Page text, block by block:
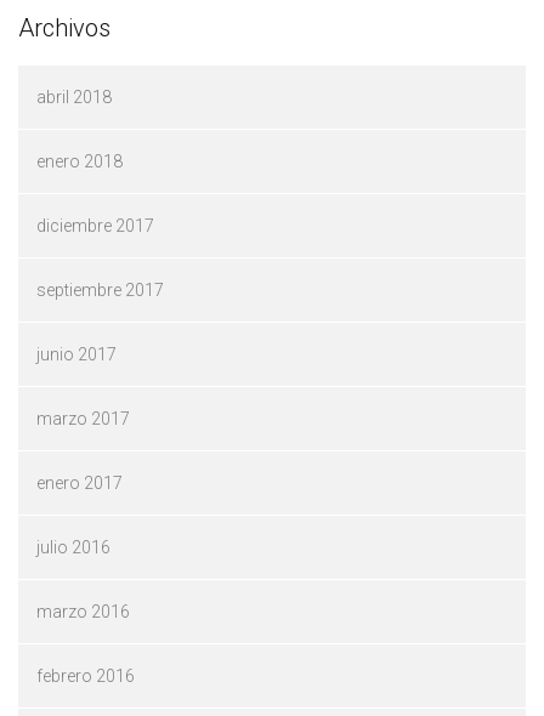
Archivos
abril 2018
enero 2018
diciembre 2017
septiembre 2017
junio 2017
marzo 2017
enero 2017
julio 2016
marzo 2016
febrero 2016